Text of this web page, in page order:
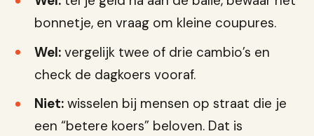
bonnetje, en vraag om kleine coupures.
Wel:vergelijk twee of drie cambio’s en
check de dagkoers vooraf.
Niet:wisselen bij mensen op straat die je
een “betere koers” beloven. Dat is